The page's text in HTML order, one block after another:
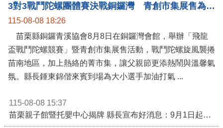
3對3戰鬥陀螺團體賽決戰銅鑼灣 青創市集展售為父親節增添繽紛
115-08-08 18:26
苗栗縣銅鑼青溪協會8月8日在銅鑼灣會館，舉辦「飛龍
盃戰鬥陀螺競賽」暨青創市集展售活動，戰鬥陀螺旋風襲捲
苗南地區，加上熱絡的菁市集，讓父親節更添熱鬧與溫馨氣
氛。縣長鍾東錦偕來賓到場為大小選手加油打氣 ...
115-08-08 15:37
苗栗親子館暨托嬰中心揭牌 縣長宣布好消息：9月1日起調降臨時托嬰費用